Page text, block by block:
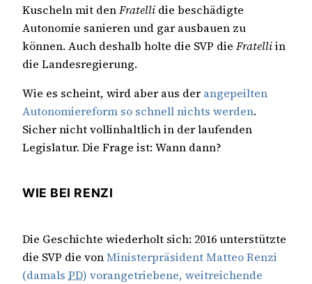
Kuscheln mit denFratelli die beschädigte
Autonomie sanieren und gar ausbauen zu
können. Auch deshalb holte die SVP die Fratelliin
die Landesregierung.
Wie es scheint, wird aber aus der angepeilten
Autonomiereform so schnell nichts werden.
Sicher nicht vollinhaltlich in der laufenden
Legislatur. Die Frage ist: Wann dann?
WIE BEI RENZI
Die Geschichte wiederholt sich: 2016 unterstützte
die SVP die vonMinisterpräsident Matteo Renzi
(damals PD) vorangetriebene, weitreichende